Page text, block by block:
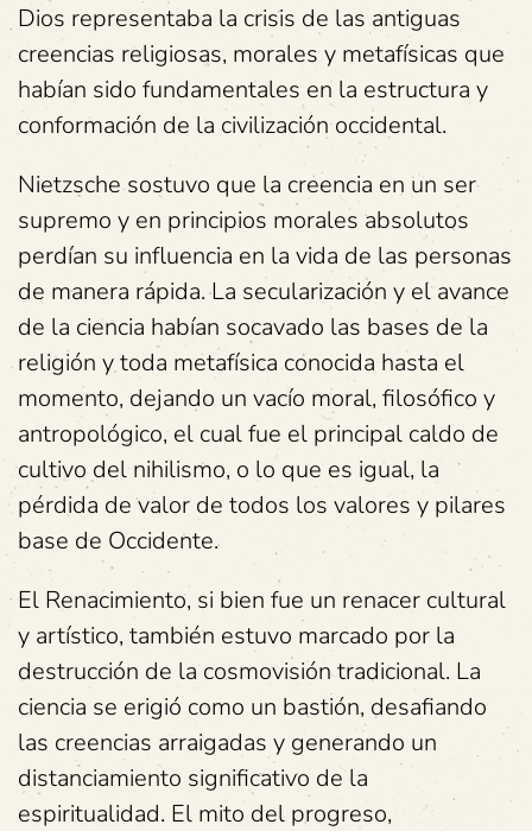
Dios representaba la crisis de las antiguas
creencias religiosas, morales y metafísicas que
habían sido fundamentales en la estructura y
conformación de la civilización occidental.
Nietzsche sostuvo que la creencia en un ser
supremo y en principios morales absolutos
perdían su influencia en la vida de las personas
de manera rápida. La secularización y el avance
de la ciencia habían socavado las bases de la
religión y toda metafísica conocida hasta el
momento, dejando un vacío moral, filosófico y
antropológico, el cual fue el principal caldo de
cultivo del nihilismo, o lo que es igual, la
pérdida de valor de todos los valores y pilares
base de Occidente.
El Renacimiento, si bien fue un renacer cultural
y artístico, también estuvo marcado por la
destrucción de la cosmovisión tradicional. La
ciencia se erigió como un bastión, desafiando
las creencias arraigadas y generando un
distanciamiento significativo de la
espiritualidad. El mito del progreso,